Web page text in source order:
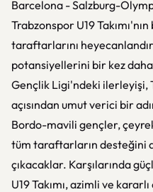
Barcelona - Salzburg-
Trabzonspor U19
taraftarlarını
potansiyellerini bir kez
Gençlik Ligi'ndeki ilerleyişi,
açısından umut verici bir
Bordo-mavili gençler,
tüm taraftarların desteğini
çıkacaklar. Karşılarında
U19 Takımı, azimli ve